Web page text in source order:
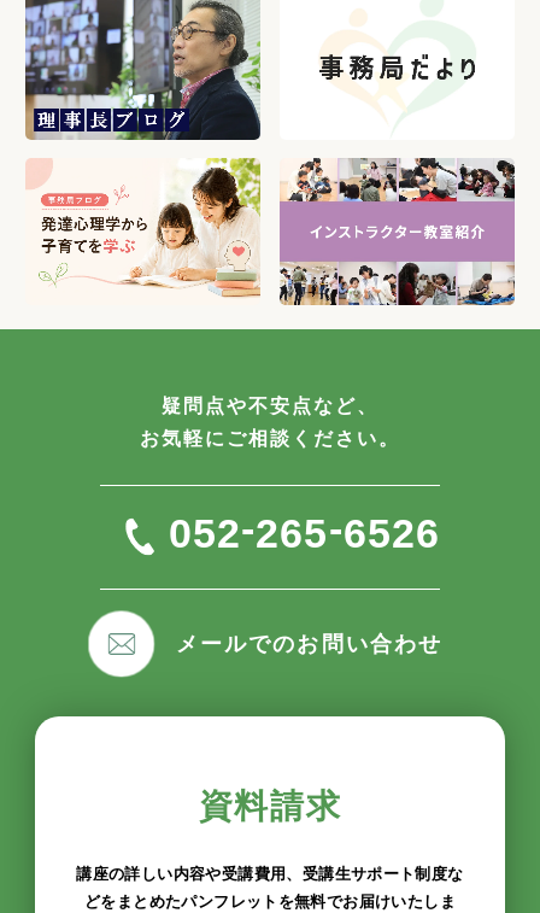
疑問点や不安点など、
お気軽にご相談ください。
052-265-6526
メールでのお問い合わせ
資料請求
講座の詳しい内容や受講費用、受講生サポート制度な
どをまとめたパンフレットを無料でお届けいたしま